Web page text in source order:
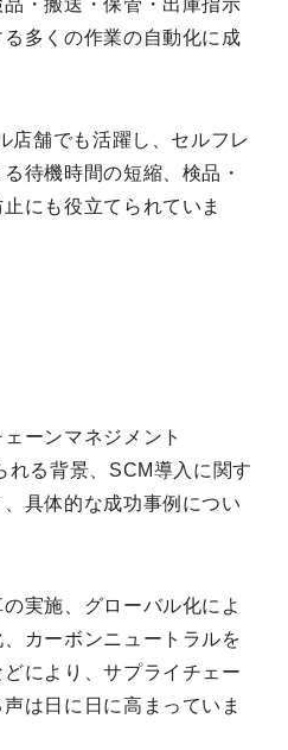
・搬送・保管・出庫指示
多くの作業の自動化に成
店舗でも活躍し、セルフレ
待機時間の短縮、検品・
にも役立てられていま
ーンマネジメント
れる背景、SCM導入に関す
具体的な成功事例につい
実施、グローバル化によ
カーボンニュートラルを
により、サプライチェー
は日に日に高まっていま